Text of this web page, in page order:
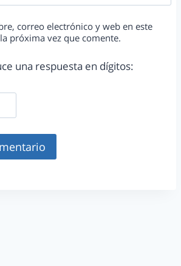
correo electrónico y web en este
próxima vez que comente.
una respuesta en dígitos: